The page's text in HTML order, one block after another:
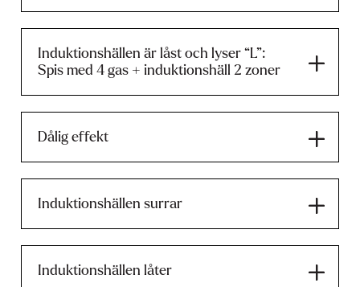
Induktionshällen är låst och lyser “L”:
Spis med 4 gas + induktionshäll 2 zoner
Dålig effekt
Induktionshällen surrar
Induktionshällen låter